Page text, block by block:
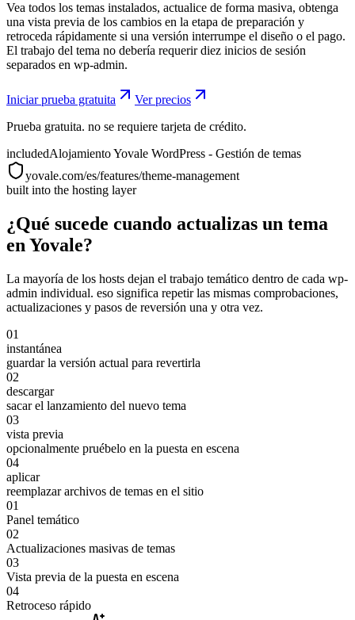
Vea todos los temas instalados, actualice de forma masiva, obtenga
una vista previa de los cambios en la etapa de preparación y
retroceda rápidamente si una versión interrumpe el diseño o el pago.
El trabajo del tema no debería requerir diez inicios de sesión
separados en wp-admin.
Iniciar prueba gratuita
Ver precios
Prueba gratuita. no se requiere tarjeta de crédito.
includedAlojamiento Yovale WordPress - Gestión de temas
yovale.com/es/features/theme-management
built into the hosting layer
¿Qué sucede cuando actualizas un tema
en Yovale?
La mayoría de los hosts dejan el trabajo temático dentro de cada wp-
admin individual. eso significa repetir las mismas comprobaciones,
actualizaciones y pasos de reversión una y otra vez.
01
instantánea
guardar la versión actual para revertirla
02
descargar
sacar el lanzamiento del nuevo tema
03
vista previa
opcionalmente pruébelo en la puesta en escena
04
aplicar
reemplazar archivos de temas en el sitio
01
Panel temático
02
Actualizaciones masivas de temas
03
Vista previa de la puesta en escena
04
Retroceso rápido